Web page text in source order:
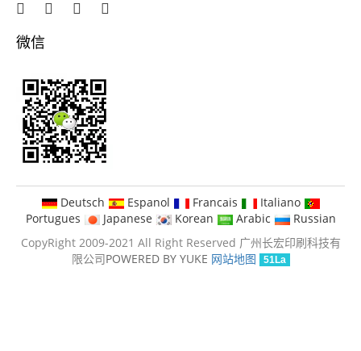
微信
Deutsch Espanol Francais
Italiano
Portugues
Japanese Korean Arabic
Russian
CopyRight 2009-2021 All Right Reserved 广州长宏印刷科技有
限公司POWERED BY YUKE 网站地图 51La